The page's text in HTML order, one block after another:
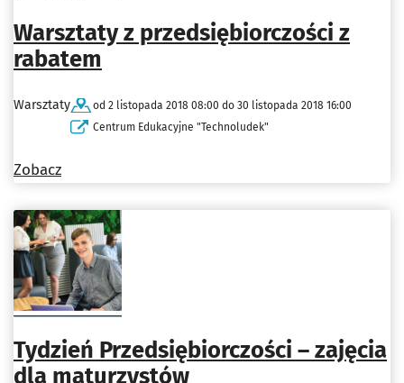
Warsztaty z przedsiębiorczości z
rabatem
Warsztaty
od 2 listopada 2018 08:00 do 30 listopada 2018 16:00
Centrum Edukacyjne "Technoludek"
Zobacz
Tydzień Przedsiębiorczości – zajęcia
dla maturzystów